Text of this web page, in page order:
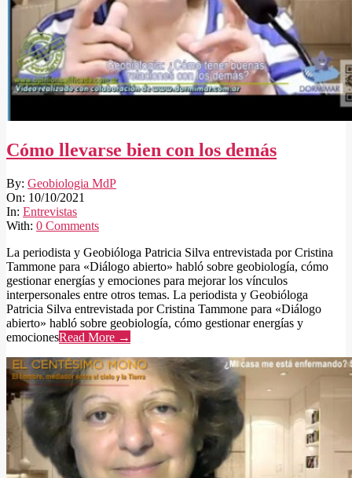
Cómo llevarse bien con los demás
2021-
10-
10
By: Geobiologia MdP
On: 10/10/2021
In: Entrevistas
With: 0 Comments
La periodista y Geobióloga Patricia Silva entrevistada por Cristina
Tammone para «Diálogo abierto» habló sobre geobiología, cómo
gestionar energías y emociones para mejorar los vínculos
interpersonales entre otros temas. La periodista y Geobióloga
Patricia Silva entrevistada por Cristina Tammone para «Diálogo
abierto» habló sobre geobiología, cómo gestionar energías y
emocionesRead More →